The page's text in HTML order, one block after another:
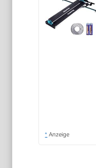
* Anzeige